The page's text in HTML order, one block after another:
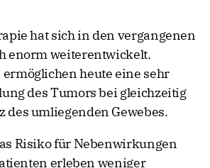
hat sich in den vergangenen
enorm weiterentwickelt.
ermöglichen heute eine sehr
des Tumors bei gleichzeitig
des umliegenden Gewebes.
Risiko für Nebenwirkungen
erleben weniger